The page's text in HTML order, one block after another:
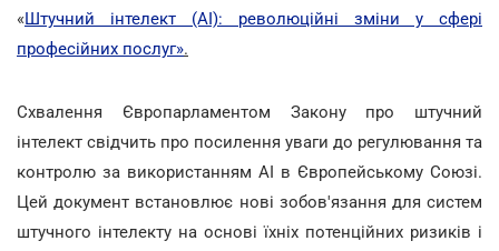
«Штучний інтелект (AI): революційні зміни у сфері
професійних послуг».
Схвалення Європарламентом Закону про штучний
інтелект свідчить про посилення уваги до регулювання та
контролю за використанням AI в Європейському Союзі.
Цей документ встановлює нові зобов'язання для систем
штучного інтелекту на основі їхніх потенційних ризиків і